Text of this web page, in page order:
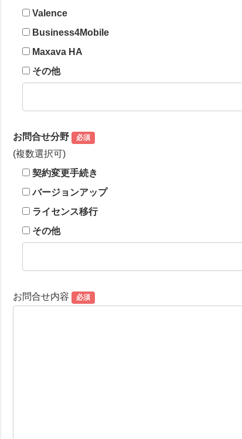
Valence
Business4Mobile
Maxava HA
その他
お問合せ分野 必須
(複数選択可)
契約変更手続き
バージョンアップ
ライセンス移行
その他
お問合せ内容 必須